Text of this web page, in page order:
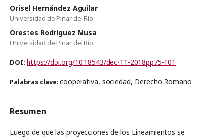
Orisel Hernández Aguilar
Universidad de Pinar del Río
Orestes Rodríguez Musa
Universidad de Pinar del Río
DOI: https://doi.org/10.18543/dec-11-2018pp75-101
Palabras clave: cooperativa, sociedad, Derecho Romano
Resumen
Luego de que las proyecciones de los Lineamientos se